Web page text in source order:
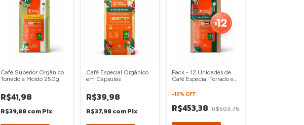
Café Superior Orgânico
Torrado e Moído 250g
R$41,98
R$39,88comPix
Café Especial Orgânico
em Cápsulas
R$39,98
R$37,98comPix
Pack - 12 Unidades de
Café Especial Torrado em
-10% OFF
R$453,38 R$503,76